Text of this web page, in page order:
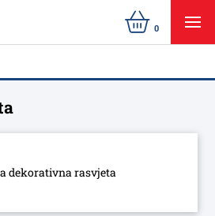
0
dekorativna rasvjeta